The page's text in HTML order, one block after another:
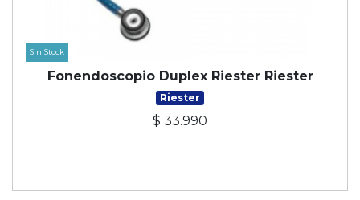
Sin Stock
Fonendoscopio Duplex Riester Riester
Riester
$ 33.990